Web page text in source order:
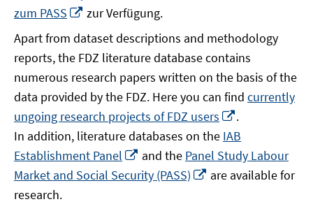
neuem
Fenster
öffnen
zum PASS
In
Fenster
öffnen
zur Verfügung.
Apart from dataset descriptions and methodology
reports, the FDZ literature database contains
numerous research papers written on the basis of the
data provided by the FDZ. Here you can find currently
ungoing research projects of FDZ users
neuem
Fenster
öffnen
.
In addition, literature databases on the IAB
Establishment Panel
In
neuem
Fenster
and the Panel Study Labour
Market and Social Security (PASS)
In
are available for
research.